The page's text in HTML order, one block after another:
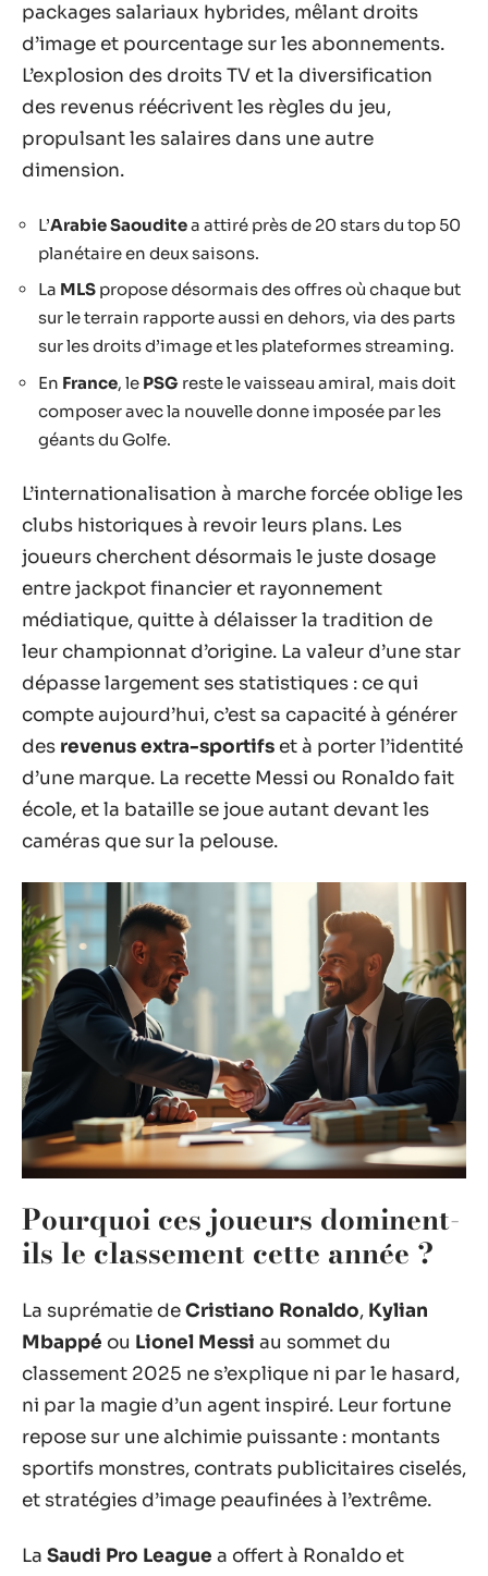
packages salariaux hybrides, mêlant droits
d’image et pourcentage sur les abonnements.
L’explosion des droits TV et la diversification
des revenus réécrivent les règles du jeu,
propulsant les salaires dans une autre
dimension.
L’Arabie Saouditea attiré près de 20 stars du top 50
planétaire en deux saisons.
La MLS propose désormais des offres où chaque but
sur le terrain rapporte aussi en dehors, via des parts
sur les droits d’image et les plateformes streaming.
En France, le PSG reste le vaisseau amiral, mais doit
composer avec la nouvelle donne imposée par les
géants du Golfe.
L’internationalisation à marche forcée oblige les
clubs historiques à revoir leurs plans. Les
joueurs cherchent désormais le juste dosage
entre jackpot financier et rayonnement
médiatique, quitte à délaisser la tradition de
leur championnat d’origine. La valeur d’une star
dépasse largement ses statistiques : ce qui
compte aujourd’hui, c’est sa capacité à générer
des revenus extra-sportifs et à porter l’identité
d’une marque. La recette Messi ou Ronaldo fait
école, et la bataille se joue autant devant les
caméras que sur la pelouse.
Pourquoi ces joueurs dominent-
ils le classement cette année ?
La suprématie deCristiano Ronaldo, Kylian
Mbappé ou Lionel Messi au sommet du
classement 2025 ne s’explique ni par le hasard,
ni par la magie d’un agent inspiré. Leur fortune
repose sur une alchimie puissante : montants
sportifs monstres, contrats publicitaires ciselés,
et stratégies d’image peaufinées à l’extrême.
La Saudi Pro League a offert à Ronaldo et